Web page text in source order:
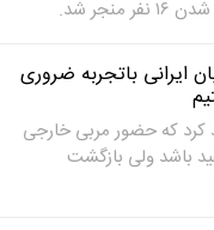
شد.
ایرانی باتجربه ضروری
کرد که حضور مربی خارجی
باشد ولی بازگشت